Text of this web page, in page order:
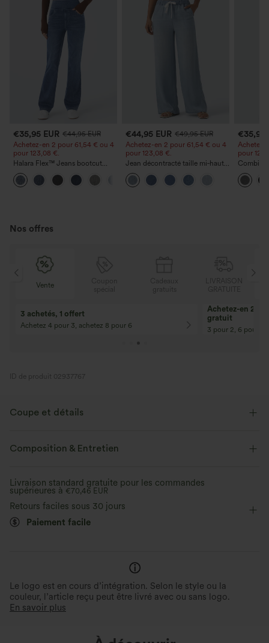
€35,95 EUR €44,95 EUR
Achetez-en 2 pour 61,54 € ou 4
pour 123,08 €.
Halara Flex™ Jeans bootcut
décontractés taille haute, effet
délavé, avec poches
€44,95 EUR €49,95 EUR
Achetez-en 2 pour 61,54 € ou 4
pour 123,08 €.
Jean décontracté taille mi‑haute,
à cordon de serrage, avec
poches
€35,95
Achetez-
pour
chinée à
fronces
poches
Nos offres
Vente
3 achetés, 1 offert
Achetez 4 pour 3, achetez 8 pour 6
Achetez-en 2,
gratuit
3 pour 2, 6 pour 4,
ID de produit 02937767
Coupe et détails
Ourlet volanté Bustier tube
Élasticité bidirectionnelle
Composition & Entretien
Livraison standard gratuite pour les commandes
supérieures à €70,46 EUR
Retours faciles sous 30 jours
Paiement facile
Le logo est en cours d’intégration. Selon le style ou la
couleur, l’article reçu peut être livré avec ou sans logo.
En savoir plus